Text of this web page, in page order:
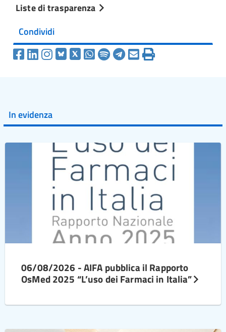
Liste di trasparenza
Condividi
In evidenza
06/08/2026 - AIFA pubblica il Rapporto
OsMed 2025 “L’uso dei Farmaci in Italia”